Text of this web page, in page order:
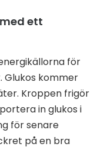
ett
för
Glukos kommer
Kroppen frigör
in glukos i
för senare
på en bra